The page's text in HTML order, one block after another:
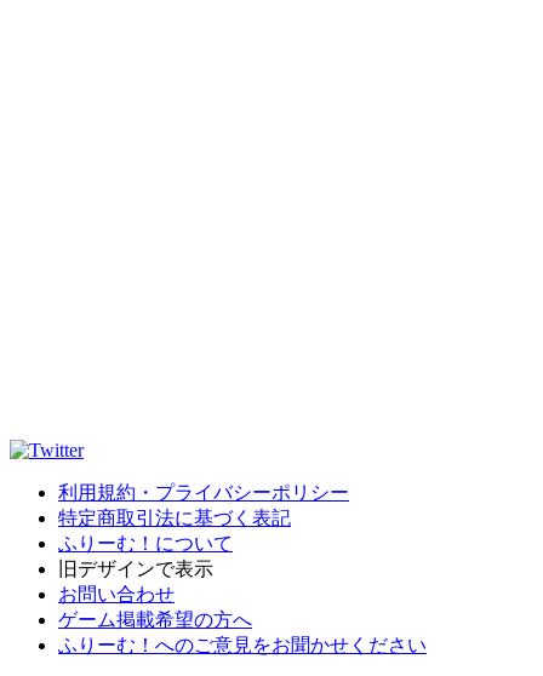
利用規約・プライバシーポリシー
特定商取引法に基づく表記
ふりーむ！について
旧デザインで表示
お問い合わせ
ゲーム掲載希望の方へ
ふりーむ！へのご意見をお聞かせください